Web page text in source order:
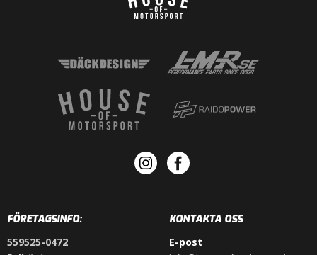
FÖRETAGSINFO:
559525-0472
KONTAKTA OSS
E-post